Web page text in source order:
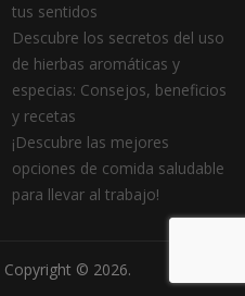
tus sentidos
Descubre los secretos del uso
de hierbas aromáticas y
especias: Consejos, beneficios
y recetas
¡Descubre las mejores
opciones de comida saludable
para llevar al trabajo!
Copyright © 2026.